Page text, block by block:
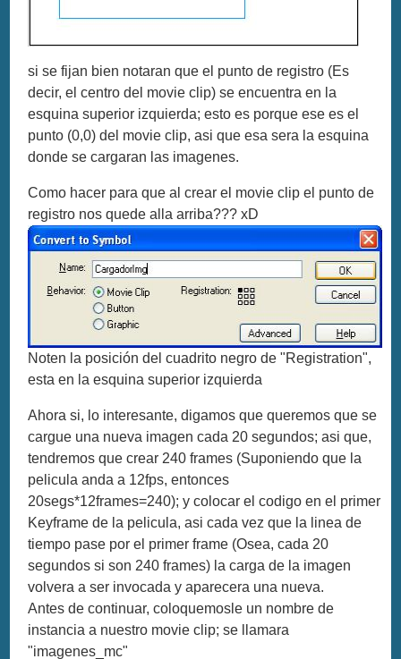
si se fijan bien notaran que el punto de registro (Es
decir, el centro del movie clip) se encuentra en la
esquina superior izquierda; esto es porque ese es el
punto (0,0) del movie clip, asi que esa sera la esquina
donde se cargaran las imagenes.
Como hacer para que al crear el movie clip el punto de
registro nos quede alla arriba??? xD
Noten la posición del cuadrito negro de "Registration",
esta en la esquina superior izquierda
Ahora si, lo interesante, digamos que queremos que se
cargue una nueva imagen cada 20 segundos; asi que,
tendremos que crear 240 frames (Suponiendo que la
pelicula anda a 12fps, entonces
20segs*12frames=240); y colocar el codigo en el primer
Keyframe de la pelicula, asi cada vez que la linea de
tiempo pase por el primer frame (Osea, cada 20
segundos si son 240 frames) la carga de la imagen
volvera a ser invocada y aparecera una nueva.
Antes de continuar, coloquemosle un nombre de
instancia a nuestro movie clip; se llamara
"imagenes_mc"